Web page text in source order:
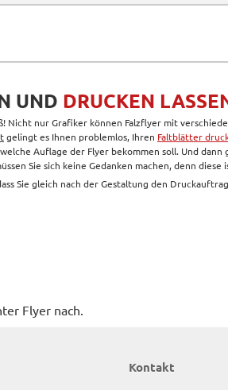
UND DRUCKEN
Nicht nur Grafiker können Falzflyer mit
gelingt es Ihnen problemlos, Ihren Faltblätter
Auflage der Flyer bekommen soll. Und
Sie sich keine Gedanken machen, denn diese
Sie gleich nach der Gestaltung den
Flyer nach.
Kontakt